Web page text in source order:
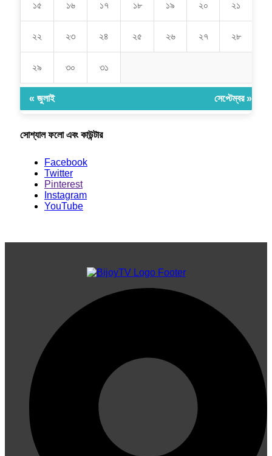
১৫ ১৬ ১৭ ১৮ ১৯ ২০ ২১
২২ ২৩ ২৪ ২৫ ২৬ ২৭ ২৮
২৯ ৩০ ৩১
« জুলাই সেপ্টেম্বর »
সোশ্যাল ফলো এবং কাউন্টার
Facebook
Twitter
Pinterest
Instagram
YouTube